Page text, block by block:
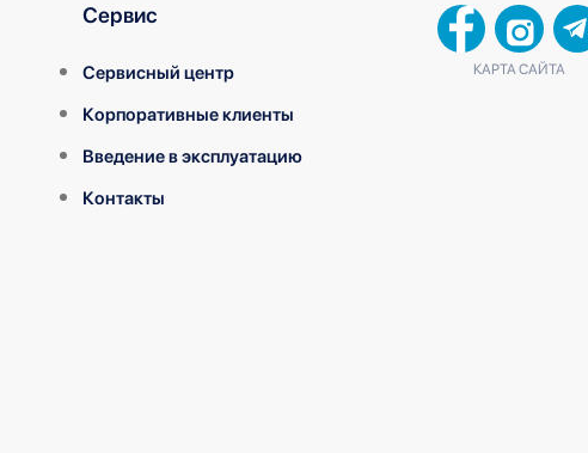
Сервис
Сервисный центр
Корпоративные клиенты
Введение в эксплуатацию
Контакты
КАРТА САЙТА